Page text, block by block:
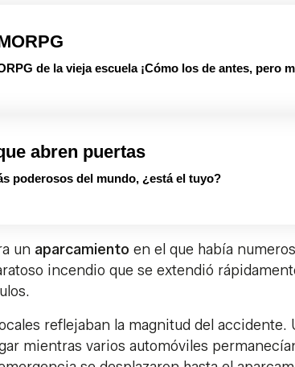
de la vieja escuela ¡Cómo los de antes, pero
abren puertas
poderosos del mundo, ¿está el tuyo?
un aparcamiento en el que había
incendio que se extendió
reflejaban la magnitud del accidente.
mientras varios automóviles